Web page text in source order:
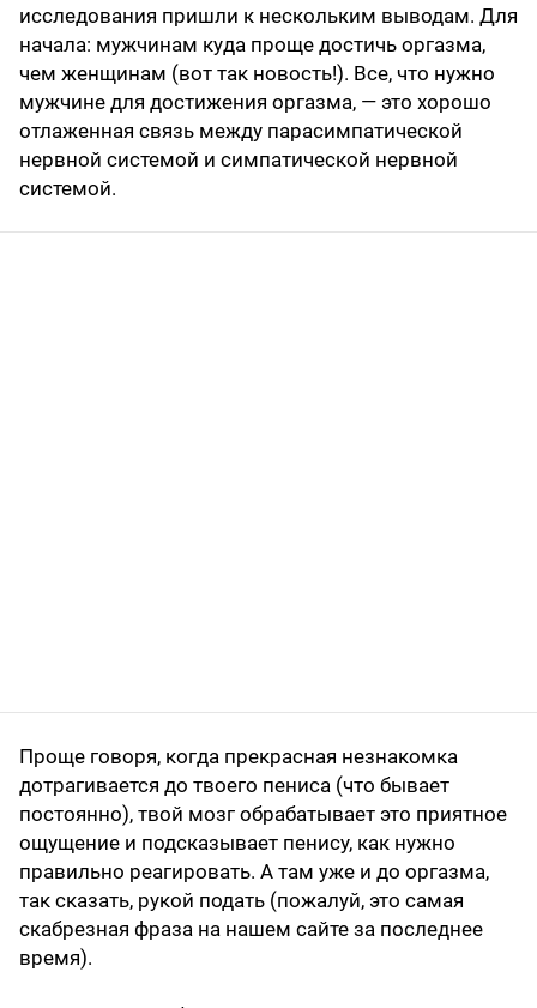
исследования пришли к нескольким выводам. Для
начала: мужчинам куда проще достичь оргазма,
чем женщинам (вот так новость!). Все, что нужно
мужчине для достижения оргазма, — это хорошо
отлаженная связь между парасимпатической
нервной системой и симпатической нервной
системой.
Проще говоря, когда прекрасная незнакомка
дотрагивается до твоего пениса (что бывает
постоянно), твой мозг обрабатывает это приятное
ощущение и подсказывает пенису, как нужно
правильно реагировать. А там уже и до оргазма,
так сказать, рукой подать (пожалуй, это самая
скабрезная фраза на нашем сайте за последнее
время).